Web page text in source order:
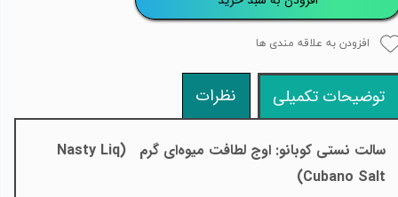
افزودن به علاقه مندی ها
توضیحات تکمیلی نظرات
سالت نستی کوبانو: اوج لطافت میوه‌ای گرم
(Nasty Liq
Cubano Salt)